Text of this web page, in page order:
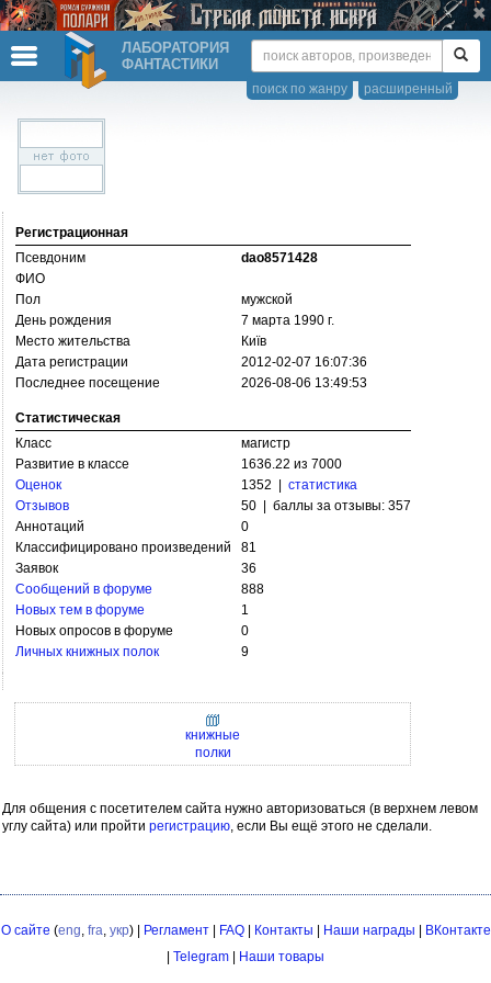
ЛАБОРАТОРИЯ
ФАНТАСТИКИ
расширенный
поиск по жанру
Регистрационная
Псевдоним
dao8571428
ФИО
Пол
мужской
День рождения
7 марта 1990 г.
Место жительства
Київ
Дата регистрации
2012-02-07 16:07:36
Последнее посещение
2026-08-06 13:49:53
Статистическая
Класс
магистр
Развитие в классе
1636.22 из 7000
Оценок
1352 | статистика
Отзывов
50 | баллы за отзывы: 357
Аннотаций
0
Классифицировано произведений
81
Заявок
36
Сообщений в форуме
888
Новых тем в форуме
1
Новых опросов в форуме
0
Личных книжных полок
9
книжные
полки
Для общения с посетителем сайта нужно авторизоваться (в верхнем левом
углу сайта) или пройти регистрацию, если Вы ещё этого не сделали.
О сайте (eng, fra, укр) | Регламент| FAQ| Контакты Наши награды
ВКонтакте
Telegram Наши товары